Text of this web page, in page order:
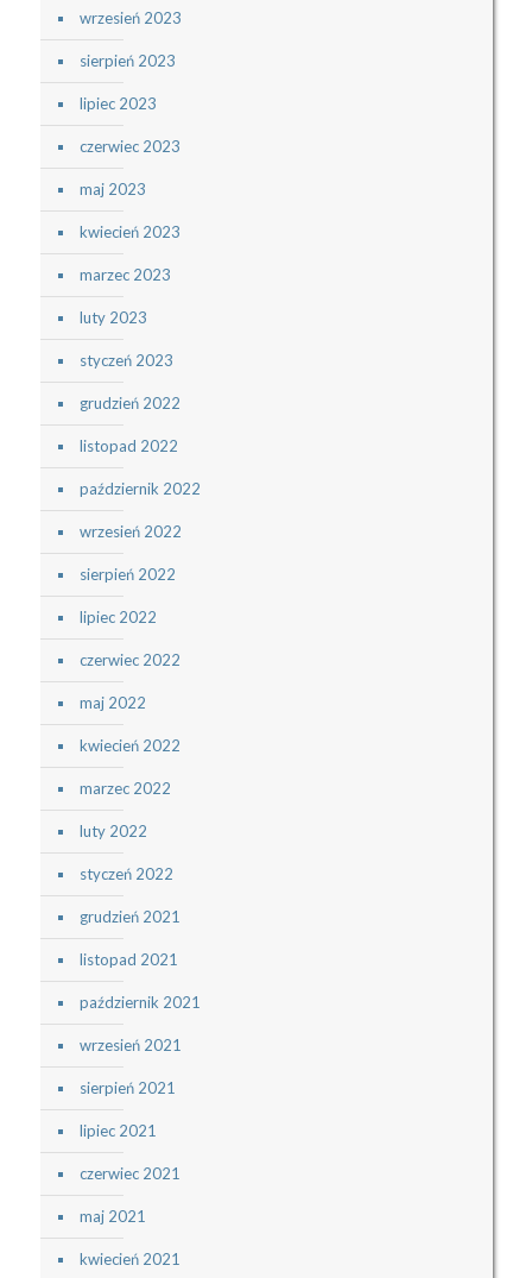
wrzesień 2023
sierpień 2023
lipiec 2023
czerwiec 2023
maj 2023
kwiecień 2023
marzec 2023
luty 2023
styczeń 2023
grudzień 2022
listopad 2022
październik 2022
wrzesień 2022
sierpień 2022
lipiec 2022
czerwiec 2022
maj 2022
kwiecień 2022
marzec 2022
luty 2022
styczeń 2022
grudzień 2021
listopad 2021
październik 2021
wrzesień 2021
sierpień 2021
lipiec 2021
czerwiec 2021
maj 2021
kwiecień 2021